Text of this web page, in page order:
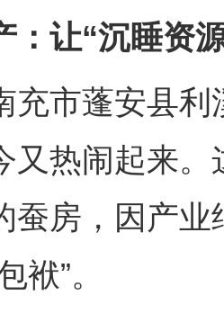
让“沉睡资源
市蓬安县利
又热闹起来
蚕房，因产
袱”。